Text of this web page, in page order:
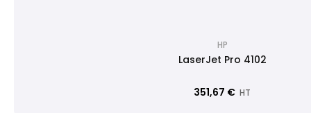
HP
LaserJet Pro 4102
351,67 € HT